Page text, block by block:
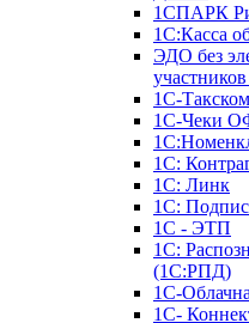
1СПАРК
1С:Касса
ЭДО без
1С-Такском
1С-Чеки
1С:
1С: Линк
1С:
1С - ЭТП
1С:
(1С:РПД)
1С-
1С-